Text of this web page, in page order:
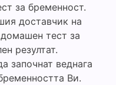
за бременност.
доставчик на
тест за
резултат.
започнат веднага
Ви.